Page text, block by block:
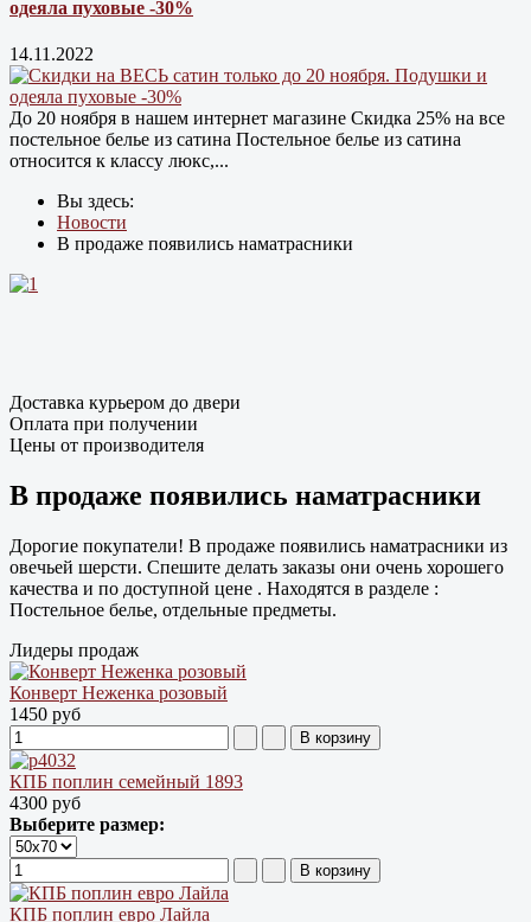
одеяла пуховые -30%
14.11.2022
До 20 ноября в нашем интернет магазине Cкидка 25% на все
постельное белье из сатина Постельное белье из сатина
относится к классу люкс,...
Вы здесь:
Новости
В продаже появились наматрасники
Доставка курьером до двери
Оплата при получении
Цены от производителя
В продаже появились наматрасники
Дорогие покупатели! В продаже появились наматрасники из
овечьей шерсти. Спешите делать заказы они очень хорошего
качества и по доступной цене . Находятся в разделе :
Постельное белье, отдельные предметы.
Лидеры продаж
Конверт Неженка розовый
1450 руб
КПБ поплин семейный 1893
4300 руб
Выберите размер:
КПБ поплин евро Лайла